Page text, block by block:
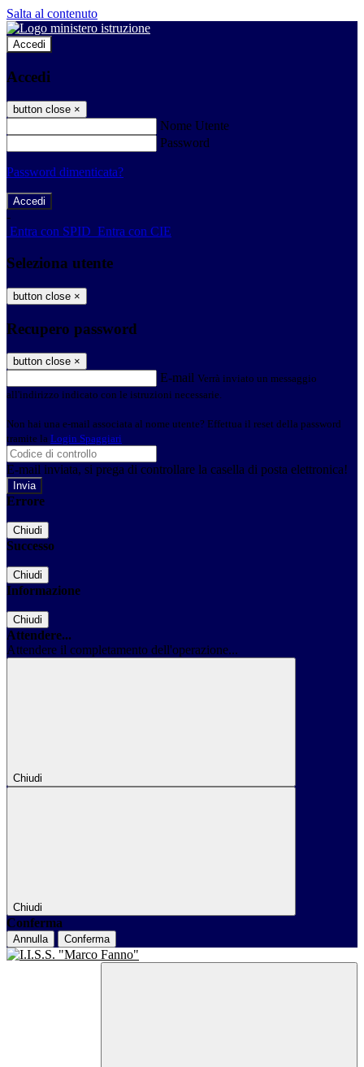
Salta al contenuto
Accedi
Accedi
button close ×
Nome Utente
Password
Password dimenticata?
-
Entra con SPID Entra con CIE
Seleziona utente
button close ×
Recupero password
button close ×
E-mail Verrà inviato un messaggio
all'indirizzo indicato con le istruzioni necessarie.
Non hai una e-mail associata al nome utente? Effettua il reset della password
tramite la Login Spaggiari
E-mail inviata, si prega di controllare la casella di posta elettronica!
Errore
Chiudi
Successo
Chiudi
Informazione
Chiudi
Attendere...
Attendere il completamento dell'operazione...
Chiudi
Chiudi
Conferma
Annulla Conferma